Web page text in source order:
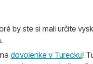
by ste si mali určite
dovolenke v Turecku!